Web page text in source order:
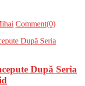
Comment(0)
După Seria